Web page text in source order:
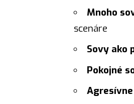
Mnoho
scenáre
Sovy ako
Pokojné